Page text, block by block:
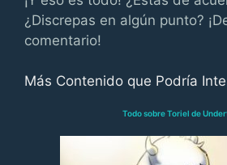
¿Discrepas en algún punto?
comentario!
Más Contenido que Podría
Todo sobre Toriel de